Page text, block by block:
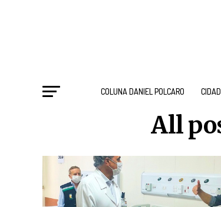
COLUNA DANIEL POLCARO
All